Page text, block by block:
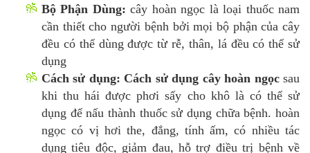
Bộ Phận Dùng:cây hoàn ngọc là loại thuốc nam
cần thiết cho người bệnh bởi mọi bộ phận của cây
đều có thể dùng được từ rễ, thân, lá đều có thể sử
dụng
Cách sử dụng: Cách sử dụng cây hoàn ngọcsau
khi thu hái được phơi sấy cho khô là có thể sử
dụng để nấu thành thuốc sử dụng chữa bệnh. hoàn
ngọc có vị hơi the, đắng, tính ấm, có nhiều tác
dụng tiêu độc, giảm đau, hỗ trợ điều trị bệnh về